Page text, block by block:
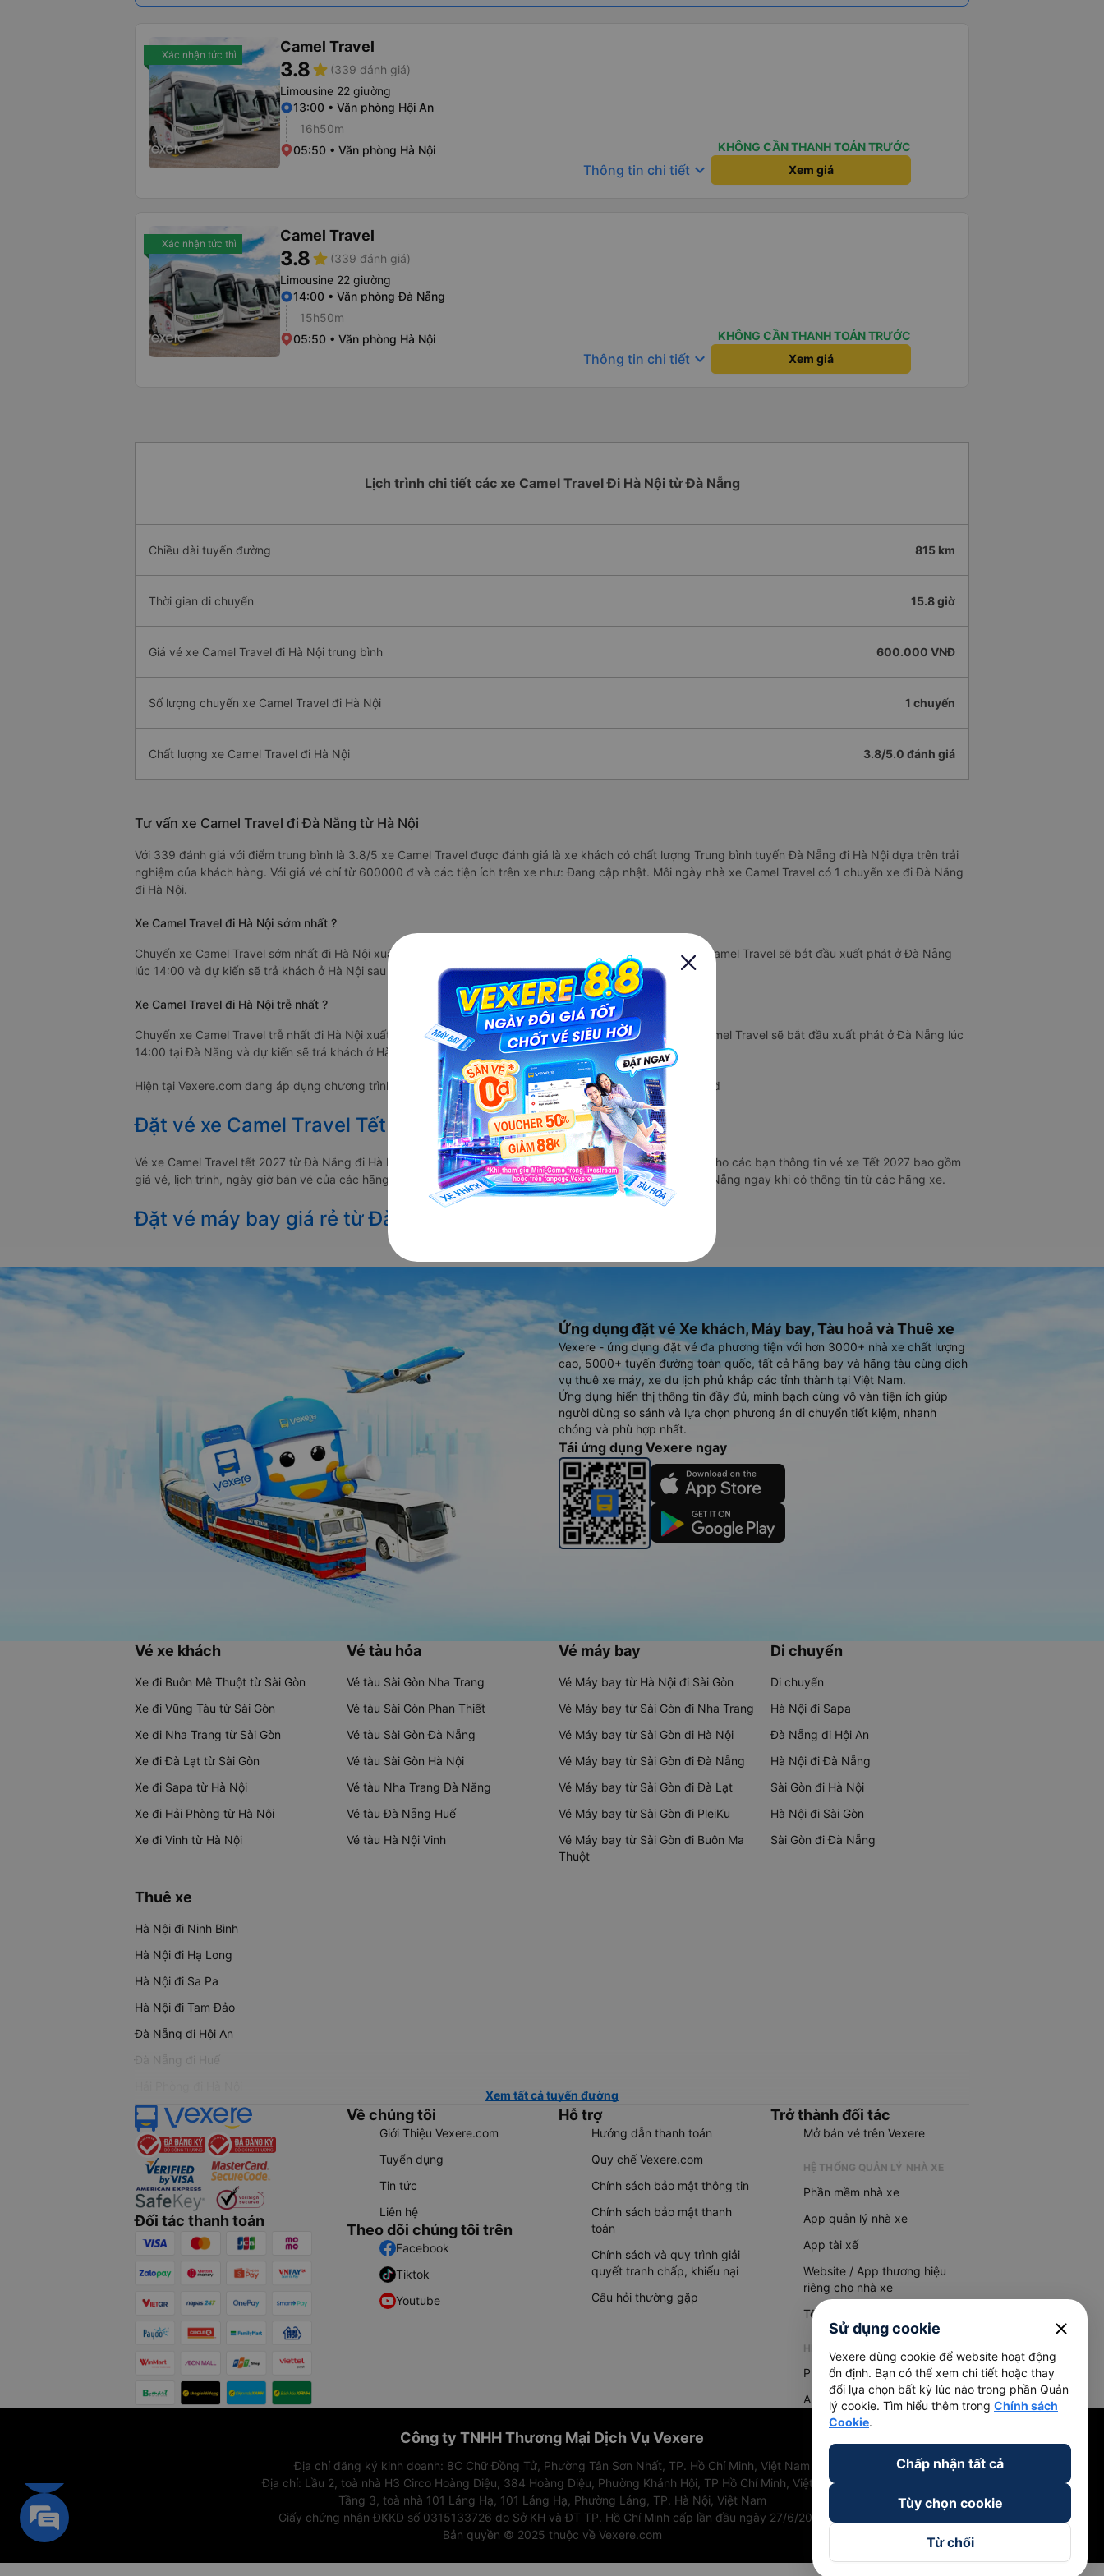
Xác nhận tức thì Camel Travel
3.8star (339 đánh giá)
Limousine 22 giường
13:00 • Văn phòng Hội An
16h50m
05:50 • Văn phòng Hà Nội
KHÔNG CẦN THANH TOÁN TRƯỚC
Thông tin chi tiết keyboard_arrow_down Xem giá
Xác nhận tức thì Camel Travel
3.8star (339 đánh giá)
Limousine 22 giường
14:00 • Văn phòng Đà Nẵng
15h50m
05:50 • Văn phòng Hà Nội
KHÔNG CẦN THANH TOÁN TRƯỚC
Thông tin chi tiết keyboard_arrow_down Xem giá
Lịch trình chi tiết các xe Camel Travel Đi Hà Nội từ Đà Nẵng
Chiều dài tuyến đường 815 km
Thời gian di chuyển 15.8 giờ
Giá vé xe Camel Travel đi Hà Nội trung bình 600.000 VNĐ
Số lượng chuyến xe Camel Travel đi Hà Nội 1 chuyến
Chất lượng xe Camel Travel đi Hà Nội 3.8/5.0 đánh giá
Tư vấn xe Camel Travel đi Đà Nẵng từ Hà Nội
Với 339 đánh giá với điểm trung bình là 3.8/5 xe Camel Travel được đánh giá là xe khách có chất lượng Trung bình tuyến Đà Nẵng đi Hà Nội dựa trên trải
nghiệm của khách hàng. Với giá vé chỉ từ 600000 đ và các tiện ích trên xe như: Đang cập nhật. Mỗi ngày nhà xe Camel Travel có 1 chuyến xe đi Đà Nẵng
đi Hà Nội.
Xe Camel Travel đi Hà Nội sớm nhất ?
Chuyến xe Camel Travel sớm nhất đi Hà Nội xuất phát vào lúc 14:00 là của hãng xe Camel Travel. Nhà xe Camel Travel sẽ bắt đầu xuất phát ở Đà Nẵng
lúc 14:00 và dự kiến sẽ trả khách ở Hà Nội sau 15.8 giờ.
Xe Camel Travel đi Hà Nội trễ nhất ?
Chuyến xe Camel Travel trễ nhất đi Hà Nội xuất phát vào lúc 14:00 là của hãng xe Camel Travel. Nhà xe Camel Travel sẽ bắt đầu xuất phát ở Đà Nẵng lúc
14:00 tại Đà Nẵng và dự kiến sẽ trả khách ở Hà Nội sau 15.8 giờ.
Hiện tại Vexere.com đang áp dụng chương trình giảm giá với nhà xe Camel Travel với giá vé chỉ từ 600000 đ
Đặt vé xe Camel Travel Tết 2027 từ Đà Nẵng đi Hà Nội
Vé xe Camel Travel tết 2027 từ Đà Nẵng đi Hà Nội vẫn chưa được công bố. Vexere.com sẽ sớm thông báo cho các bạn thông tin vé xe Tết 2027 bao gồm
giá vé, lịch trình, ngày giờ bán vé của các hãng xe khách đi tuyến đường Đà Nẵng - Hà Nội và Hà Nội - Đà Nẵng ngay khi có thông tin từ các hãng xe.
Đặt vé máy bay giá rẻ từ Đà Nẵng đi Hà Nội
Ứng dụng đặt vé Xe khách, Máy bay, Tàu hoả và Thuê xe
Vexere - ứng dụng đặt vé đa phương tiện với hơn 3000+ nhà xe chất lượng
cao, 5000+ tuyến đường toàn quốc, tất cả hãng bay và hãng tàu cùng dịch
vụ thuê xe máy, xe du lịch phủ khắp các tỉnh thành tại Việt Nam.
Ứng dụng hiển thị thông tin đầy đủ, minh bạch cùng vô vàn tiện ích giúp
người dùng so sánh và lựa chọn phương án di chuyển tiết kiệm, nhanh
chóng và phù hợp nhất.
Tải ứng dụng Vexere ngay
Vé xe khách
Xe đi Buôn Mê Thuột từ Sài Gòn
Xe đi Vũng Tàu từ Sài Gòn
Xe đi Nha Trang từ Sài Gòn
Xe đi Đà Lạt từ Sài Gòn
Xe đi Sapa từ Hà Nội
Xe đi Hải Phòng từ Hà Nội
Xe đi Vinh từ Hà Nội
Vé tàu hỏa
Vé tàu Sài Gòn Nha Trang
Vé tàu Sài Gòn Phan Thiết
Vé tàu Sài Gòn Đà Nẵng
Vé tàu Sài Gòn Hà Nội
Vé tàu Nha Trang Đà Nẵng
Vé tàu Đà Nẵng Huế
Vé tàu Hà Nội Vinh
Vé máy bay
Vé Máy bay từ Hà Nội đi Sài Gòn
Vé Máy bay từ Sài Gòn đi Nha Trang
Vé Máy bay từ Sài Gòn đi Hà Nội
Vé Máy bay từ Sài Gòn đi Đà Nẵng
Vé Máy bay từ Sài Gòn đi Đà Lạt
Vé Máy bay từ Sài Gòn đi PleiKu
Vé Máy bay từ Sài Gòn đi Buôn Ma
Thuột
Di chuyển
Di chuyển
Hà Nội đi Sapa
Đà Nẵng đi Hội An
Hà Nội đi Đà Nẵng
Sài Gòn đi Hà Nội
Hà Nội đi Sài Gòn
Sài Gòn đi Đà Nẵng
Thuê xe
Hà Nội đi Ninh Bình
Hà Nội đi Hạ Long
Hà Nội đi Sa Pa
Hà Nội đi Tam Đảo
Đà Nẵng đi Hội An
Đà Nẵng đi Huế
Xem tất cả tuyến đường
Đối tác thanh toán
Về chúng tôi
Giới Thiệu Vexere.com
Tuyển dụng
Tin tức
Liên hệ
Theo dõi chúng tôi trên
Facebook
Tiktok
Youtube
Hỗ trợ
Hướng dẫn thanh toán
Quy chế Vexere.com
Chính sách bảo mật thông tin
Chính sách bảo mật thanh
toán
Chính sách và quy trình giải
quyết tranh chấp, khiếu nại
Câu hỏi thường gặp
Trở thành đối tác
Mở bán vé trên Vexere
HỆ THỐNG QUẢN LÝ NHÀ XE
Phần mềm nhà xe
App quản lý nhà xe
App tài xế
Website / App thương hiệu
riêng cho nhà xe
Tổng đài AI
HỆ THỐNG QUẢN LÝ HÀNG HOÁ
Phần mềm quản lý hàng hoá
App quản lý hàng hoá
Công ty TNHH Thương Mại Dịch Vụ Vexere
Địa chỉ đăng ký kinh doanh: 8C Chữ Đồng Tử, Phường Tân Sơn Nhất, TP. Hồ Chí Minh, Việt Nam
Địa chỉ: Lầu 2, toà nhà H3 Circo Hoàng Diệu, 384 Hoàng Diệu, Phường Khánh Hội, TP Hồ Chí Minh, Việt Nam
Tầng 3, toà nhà 101 Láng Hạ, 101 Láng Hạ, Phường Láng, TP. Hà Nội, Việt Nam
Giấy chứng nhận ĐKKD số 0315133726 do Sở KH và ĐT TP. Hồ Chí Minh cấp lần đầu ngày 27/6/2018
Bản quyền © 2025 thuộc về Vexere.com
Sử dụng cookie close
Vexere dùng cookie để website hoạt động
ổn định. Bạn có thể xem chi tiết hoặc thay
đổi lựa chọn bất kỳ lúc nào trong phần Quản
lý cookie. Tìm hiểu thêm trong Chính sách
Cookie.
Chấp nhận tất cả
Tùy chọn cookie
Từ chối